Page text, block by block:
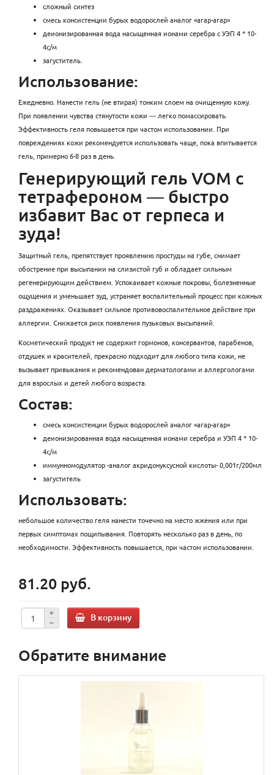
сложный синтез
смесь консистенции бурых водорослей аналог «агар-агар»
деионизированная вода насыщенная ионами серебра с УЭП 4 * 10-
4с/м
загуститель.
Использование:
Ежедневно. Нанести гель (не втирая) тонким слоем на очищенную кожу.
При появлении чувства стянутости кожи ― легко помассировать.
Эффективность геля повышается при частом использовании. При
повреждениях кожи рекомендуется использовать чаще, пока впитывается
гель, примерно 6-8 раз в день.
Генерирующий гель VOM с
тетрафероном ― быстро
избавит Вас от герпеса и
зуда!
Защитный гель, препятствует проявлению простуды на губе, снимает
обострение при высыпании на слизистой губ и обладает сильным
регенерирующим действием. Успокаивает кожные покровы, болезненные
ощущения и уменьшает зуд, устраняет воспалительный процесс при кожных
раздражениях. Оказывает сильное противовоспалительное действие при
аллергии. Снижается риск появления пузьковых высыпаний.
Косметический продукт не содержит гормонов, консервантов, парабенов,
отдушек и красителей, прекрасно подходит для любого типа кожи, не
вызывает привыкания и рекомендован дерматологами и аллергологами
для взрослых и детей любого возраста.
Состав:
смесь консистенции бурых водорослей аналог «агар-агар»
деионизированная вода насыщенная ионами серебра и УЭП 4 * 10-
4с/м
иммунномодулятор -аналог акридонуксусной кислоты- 0,001г/200мл
загуститель
Использовать:
небольшое количество геля нанести точечно на место жжения или при
первых симптомах пощипывания. Повторять несколько раз в день, по
необходимости. Эффективность повышается, при частом использовании.
81.20 руб.
В корзину
Обратите внимание